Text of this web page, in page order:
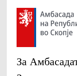
За